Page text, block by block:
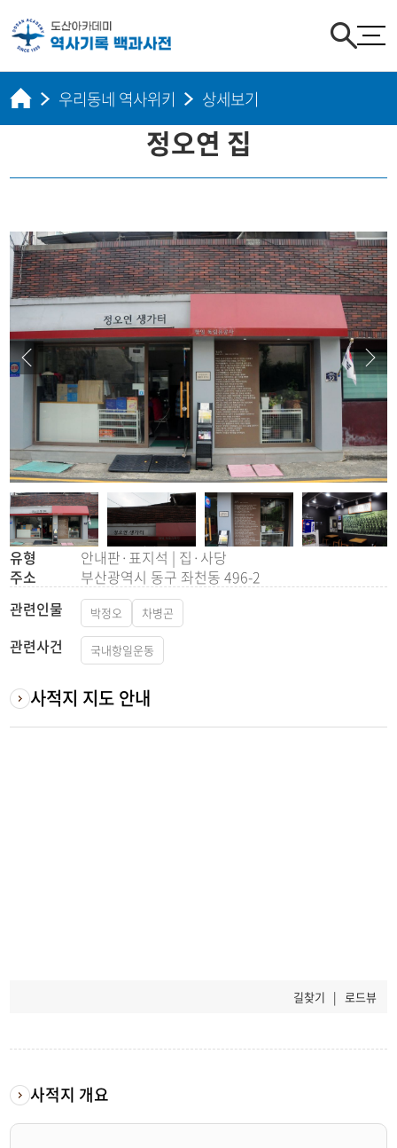
우리동네 역사위키 상세보기
정오연 집
유형
안내판·표지석 | 집·사당
주소
부산광역시 동구 좌천동 496-2
관련인물
박정오 차병곤
관련사건 국내항일운동
사적지 지도 안내
길찾기 | 로드뷰
사적지 개요